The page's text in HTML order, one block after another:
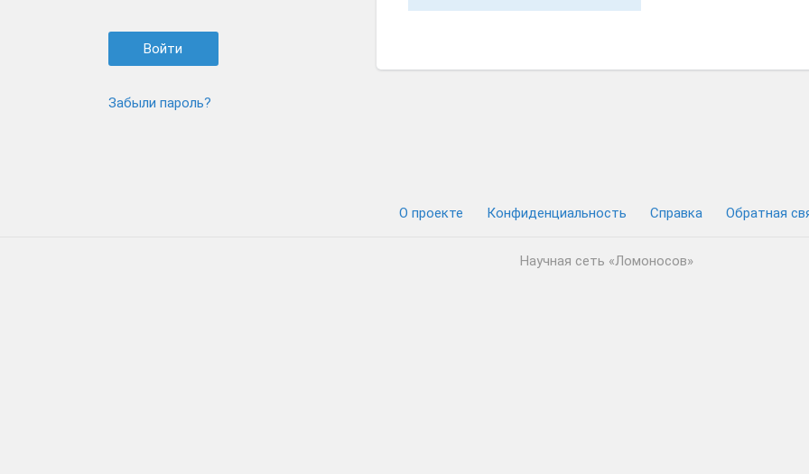
Забыли пароль?
О проекте Конфиденциальность Cправка Обратная
Научная сеть «Ломоносов»